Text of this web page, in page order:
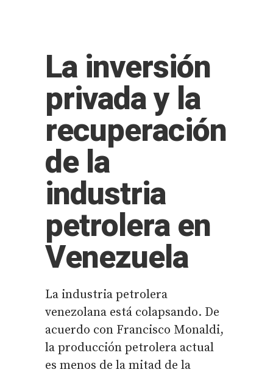
La inversión
privada y la
recuperación
de la
industria
petrolera en
Venezuela
La industria petrolera
venezolana está colapsando. De
acuerdo con Francisco Monaldi,
la producción petrolera actual
es menos de la mitad de la